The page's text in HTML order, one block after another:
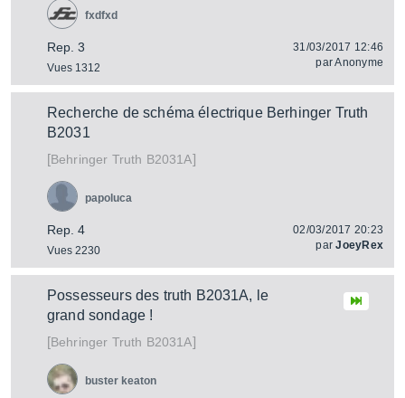
Rep. 3
Vues 1312
fxdfxd
31/03/2017 12:46
parAnonyme
Recherche de schéma électrique Berhinger Truth
B2031
[Behringer Truth B2031A]
Rep. 4
Vues 2230
papoluca
02/03/2017 20:23
parJoeyRex
Possesseurs des truth B2031A, le
grand sondage !
[Behringer Truth B2031A]
buster keaton